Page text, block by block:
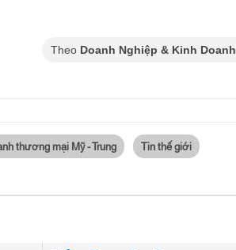
Theo Doanh Nghiệp & Kinh Doanh
thương mại Mỹ - Trung Tin thế giới